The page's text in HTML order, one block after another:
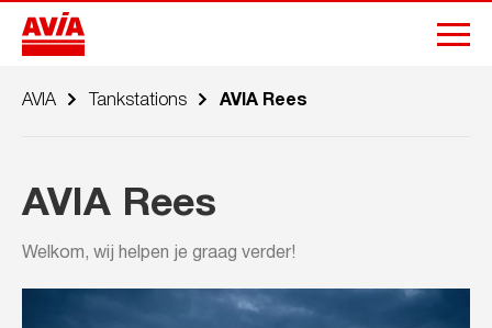
AVIA Tankstations AVIA Rees
AVIA Rees
Welkom, wij helpen je graag verder!